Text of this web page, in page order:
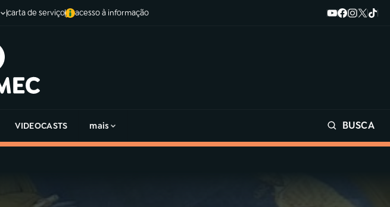
carta de serviço acesso à informação
VIDEOCASTS mais BUSCA